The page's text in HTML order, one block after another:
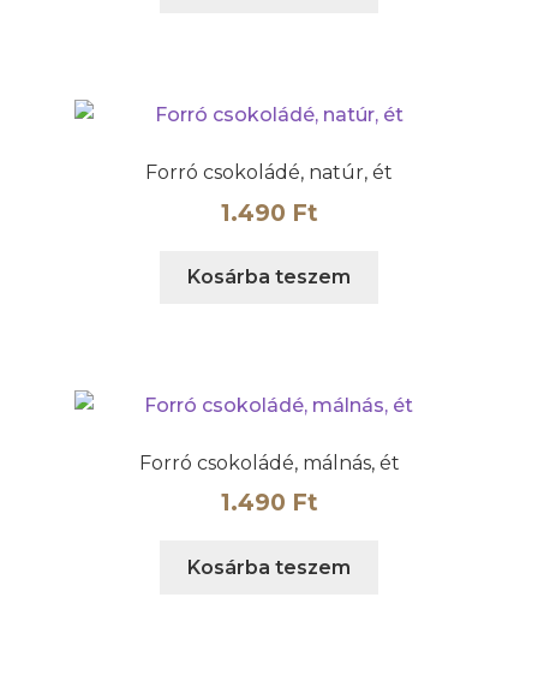
Forró csokoládé, natúr, ét
1.490 Ft
Kosárba teszem
Forró csokoládé, málnás, ét
1.490 Ft
Kosárba teszem